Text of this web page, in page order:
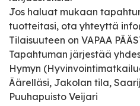
Jos haluat mukaan
tuotteitasi, ota yhteyttä
Tilaisuuteen on VAPAA
Tapahtuman järjestää
Hymyn
Äärelläsi, Jakolan tila,
Puuhapuisto Veijari